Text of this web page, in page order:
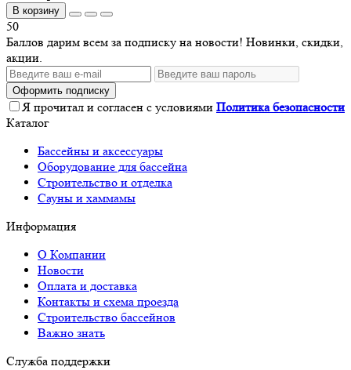
В корзину
50
Баллов дарим всем за подписку на новости! Новинки, скидки,
акции.
Оформить подписку
Я прочитал и согласен с условиями Политика безопасности
Каталог
Бассейны и аксессуары
Оборудование для бассейна
Строительство и отделка
Сауны и хаммамы
Информация
О Компании
Новости
Оплата и доставка
Контакты и схема проезда
Строительство бассейнов
Важно знать
Служба поддержки